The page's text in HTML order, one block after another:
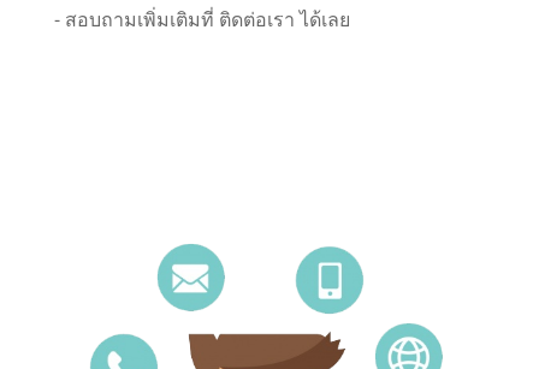
- สอบถามเพิ่มเติมที่ ติดต่อเรา ได้เลย